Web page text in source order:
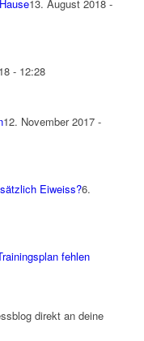
13. August 2018 -
- 12:28
12. November 2017 -
Eiweiss?6.
fehlen
direkt an deine